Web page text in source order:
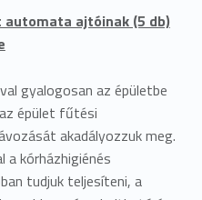
ajtóinak (5 db)
gyalogosan az épületbe
épület fűtési
akadályozzuk meg.
kórházhigiénés
tudjuk teljesíteni, a